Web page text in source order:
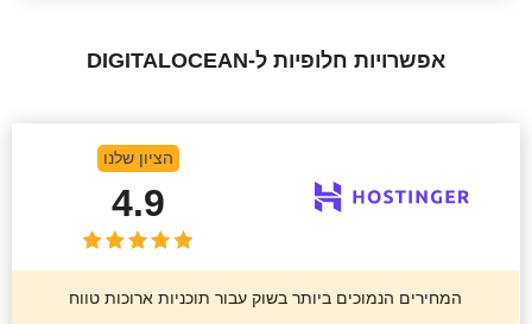
אפשרויות חלופיות ל-DIGITALOCEAN
הציון שלנו
4.9
המחירים הנמוכים ביותר בשוק עבור תוכניות ארוכות טווח